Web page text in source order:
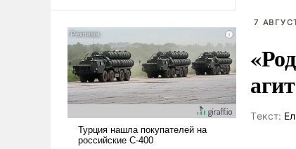
7
Tекст: